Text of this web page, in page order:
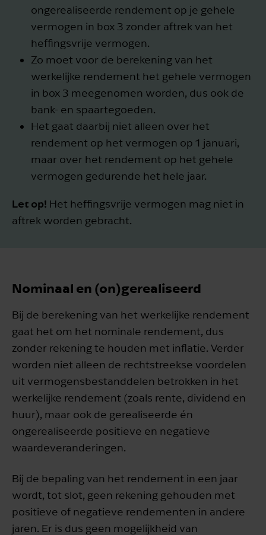
ongerealiseerde rendement op je gehele
vermogen in box 3 zonder aftrek van het
heffingsvrije vermogen.
Zo moet voor de berekening van het
werkelijke rendement het gehele vermogen
in box 3 meegenomen worden, dus ook de
bank- en spaartegoeden.
Het gaat daarbij niet alleen over het
rendement op het vermogen op 1 januari,
maar over het rendement op het gehele
vermogen gedurende het hele jaar.
Let op! Het heffingsvrije vermogen mag niet in
aftrek worden gebracht.
Nominaal en (on)gerealiseerd
Bij de berekening van het werkelijke rendement
gaat het om het nominale rendement, dus
zonder rekening te houden met inflatie. Verder
worden niet alleen de rechtstreekse voordelen
uit vermogensbestanddelen betrokken in het
werkelijke rendement (zoals rente, dividend en
huur), maar ook de gerealiseerde én
ongerealiseerde positieve en negatieve
waardeveranderingen.
Bij de bepaling van het rendement in een jaar
wordt, tot slot, geen rekening gehouden met
positieve of negatieve rendementen in andere
jaren. Er is dus geen mogelijkheid van